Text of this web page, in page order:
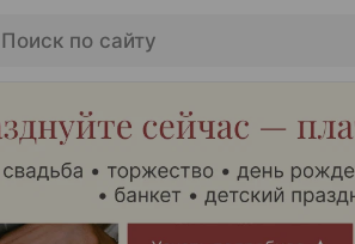
Поиск по сайту
ЭФФЕКТИВНАЯ РЕКЛАМА НА САЙТЕ